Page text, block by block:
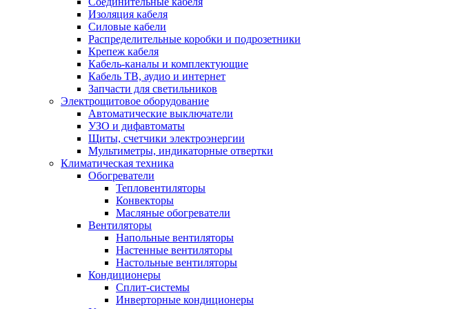
Изоляция кабеля
Силовые кабели
Распределительные коробки и подрозетники
Крепеж кабеля
Кабель-каналы и комплектующие
Кабель ТВ, аудио и интернет
Запчасти для светильников
Электрощитовое оборудование
Автоматические выключатели
УЗО и дифавтоматы
Щиты, счетчики электроэнергии
Мультиметры, индикаторные отвертки
Климатическая техника
Обогреватели
Тепловентиляторы
Конвекторы
Масляные обогреватели
Вентиляторы
Напольные вентиляторы
Настенные вентиляторы
Настольные вентиляторы
Кондиционеры
Сплит-системы
Инверторные кондиционеры